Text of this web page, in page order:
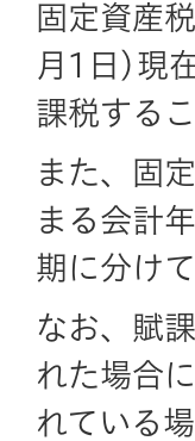
固定資産
月1日)現
課税する
また、固
まる会計
期に分け
なお、賦
れた場合
れている